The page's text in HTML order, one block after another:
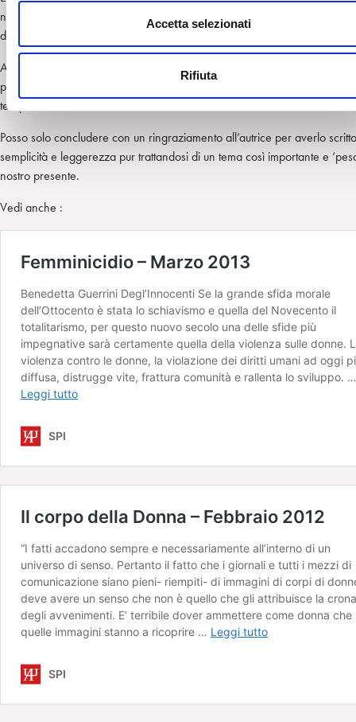
e
Accetta selezionati
Rifiuta
nemmeno risultare ‘superficiale’ a chi è abituato ad occuparsi delle
dell’animo umano.
Anzi, è una lettura che propone molteplici punti di osservazione e cambi
prospettiva che possono nutrire e arricchire il nostro operare nelle
terapeutiche.
Posso solo concludere con un ringraziamento all’autrice per averlo
semplicità e leggerezza pur trattandosi di un tema così importante e
nostro presente.
Vedi anche :